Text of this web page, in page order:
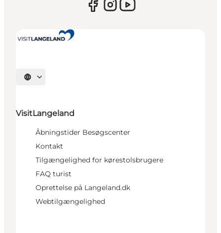
Vælg sprog
VisitLangeland
Åbningstider Besøgscenter
Kontakt
Tilgængelighed for kørestolsbrugere
FAQ turist
Oprettelse på Langeland.dk
Webtilgængelighed